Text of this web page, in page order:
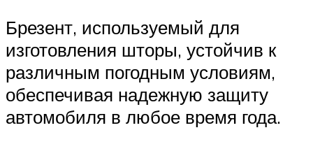
Брезент, используемый для
изготовления шторы, устойчив к
различным погодным условиям,
обеспечивая надежную защиту
автомобиля в любое время года.